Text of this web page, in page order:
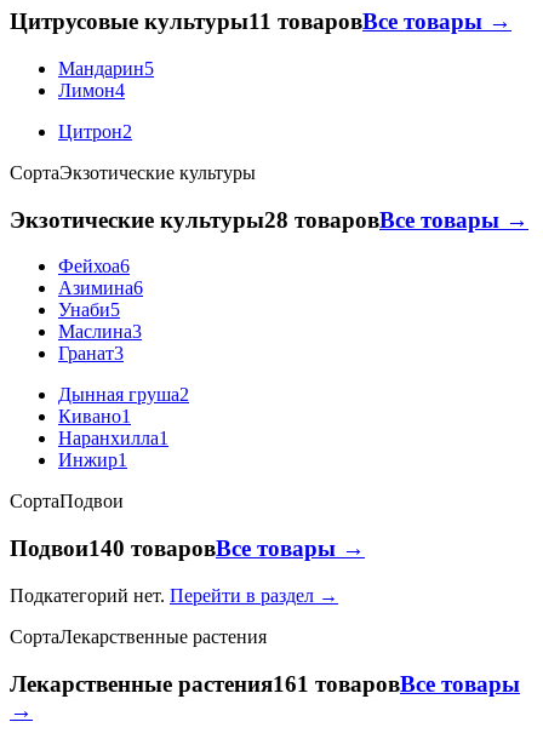
Цитрусовые культуры11 товаровВсе товары →
Мандарин5
Лимон4
Цитрон2
СортаЭкзотические культуры
Экзотические культуры28 товаровВсе товары →
Фейхоа6
Азимина6
Унаби5
Маслина3
Гранат3
Дынная груша2
Кивано1
Наранхилла1
Инжир1
СортаПодвои
Подвои140 товаровВсе товары →
Подкатегорий нет. Перейти в раздел →
СортаЛекарственные растения
Лекарственные растения161 товаровВсе товары
→